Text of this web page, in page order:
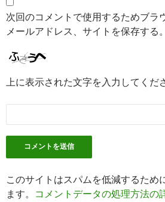
次回のコメントで使用するためブラ
メールアドレス、サイトを保存する。
上に表示された文字を入力してくだ
このサイトはスパムを低減するため
ます。
コメントデータの処理方法の